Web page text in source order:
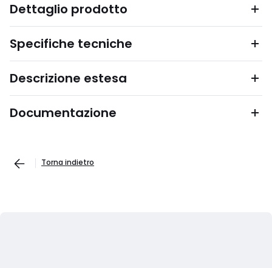
Dettaglio prodotto
Specifiche tecniche
Descrizione estesa
Documentazione
Torna indietro